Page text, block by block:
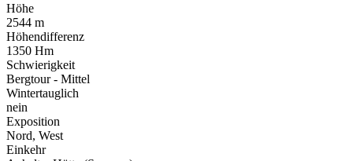
Höhe
2544 m
Höhendifferenz
1350 Hm
Schwierigkeit
Bergtour - Mittel
Wintertauglich
nein
Exposition
Nord, West
Einkehr